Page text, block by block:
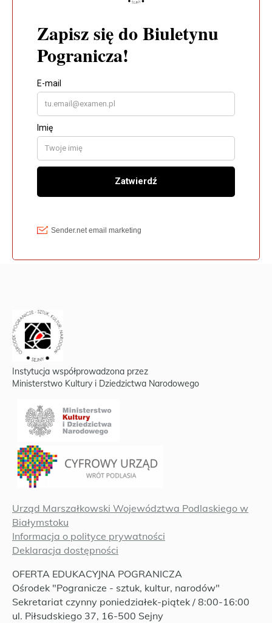
Instytucja współprowadzona przez
Ministerstwo Kultury i Dziedzictwa Narodowego
Urząd Marszałkowski Województwa Podlaskiego w
Białymstoku
Informacja o polityce prywatności
Deklaracja dostępności
OFERTA EDUKACYJNA POGRANICZA
Ośrodek "Pogranicze - sztuk, kultur, narodów"
Sekretariat czynny poniedziałek-piątek / 8:00-16:00
ul. Piłsudskiego 37, 16-500 Sejny